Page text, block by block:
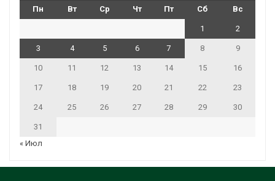
Пн Вт Ср Чт Пт Сб Вс
1 2
3 4 5 6 7 8 9
10 11 12 13 14 15 16
17 18 19 20 21 22 23
24 25 26 27 28 29 30
31
« Июл